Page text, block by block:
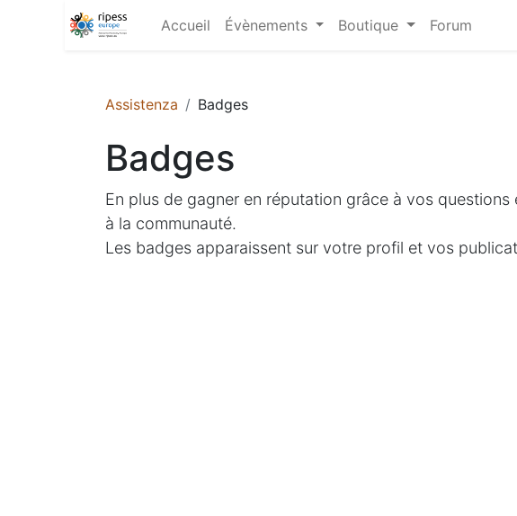
Accueil Évènements Boutique Forum
Assistenza Badges
Badges
En plus de gagner en réputation grâce à vos
à la communauté.
Les badges apparaissent sur votre profil et vos